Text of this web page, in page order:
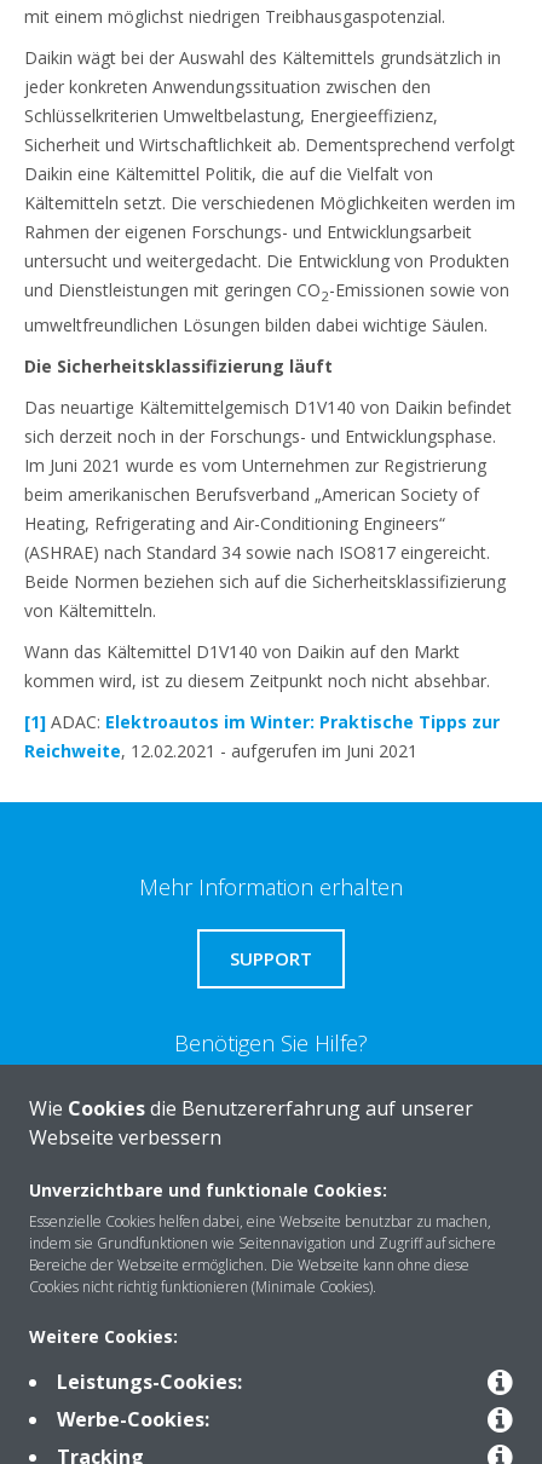
mit einem möglichst niedrigen Treibhausgaspotenzial.
Daikin wägt bei der Auswahl des Kältemittels grundsätzlich in
jeder konkreten Anwendungssituation zwischen den
Schlüsselkriterien Umweltbelastung, Energieeffizienz,
Sicherheit und Wirtschaftlichkeit ab. Dementsprechend verfolgt
Daikin eine Kältemittel Politik, die auf die Vielfalt von
Kältemitteln setzt. Die verschiedenen Möglichkeiten werden im
Rahmen der eigenen Forschungs- und Entwicklungsarbeit
untersucht und weitergedacht. Die Entwicklung von Produkten
und Dienstleistungen mit geringen CO2-Emissionen sowie von
umweltfreundlichen Lösungen bilden dabei wichtige Säulen.
Die Sicherheitsklassifizierung läuft
Das neuartige Kältemittelgemisch D1V140 von Daikin befindet
sich derzeit noch in der Forschungs- und Entwicklungsphase.
Im Juni 2021 wurde es vom Unternehmen zur Registrierung
beim amerikanischen Berufsverband „American Society of
Heating, Refrigerating and Air-Conditioning Engineers“
(ASHRAE) nach Standard 34 sowie nach ISO817 eingereicht.
Beide Normen beziehen sich auf die Sicherheitsklassifizierung
von Kältemitteln.
Wann das Kältemittel D1V140 von Daikin auf den Markt
kommen wird, ist zu diesem Zeitpunkt noch nicht absehbar.
[1] ADAC: Elektroautos im Winter: Praktische Tipps zur
Reichweite, 12.02.2021 - aufgerufen im Juni 2021
Mehr Information erhalten
SUPPORT
Benötigen Sie Hilfe?
KONTAKTIEREN SIE UNS
Über DAIKIN
Anwendungsbereiche
Wie Cookiesdie Benutzererfahrung auf unserer
Webseite verbessern
Unverzichtbare und funktionale Cookies:
Essenzielle Cookies helfen dabei, eine Webseite benutzbar zu machen,
indem sie Grundfunktionen wie Seitennavigation und Zugriff auf sichere
Bereiche der Webseite ermöglichen. Die Webseite kann ohne diese
Cookies nicht richtig funktionieren (Minimale Cookies).
Weitere Cookies:
Leistungs-Cookies:
Werbe-Cookies:
Tracking